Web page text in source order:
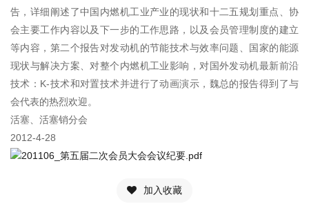
告，详细阐述了中国内燃机工业产业的现状和十二五规划重点、协
会主要工作内容以及下一步的工作思路，以及会员管理制度的建立
等内容，第二个报告对发动机的节能技术与效率问题、国家的能源
现状与解决方案、对整个内燃机工业影响，对国外发动机最新前沿
技术：K-技术和对置技术并进行了动画演示，魏总的报告得到了与
会代表的热烈欢迎。
活塞、活塞销分会
2012-4-28
201106_第五届二次会员大会会议纪要.pdf
加入收藏